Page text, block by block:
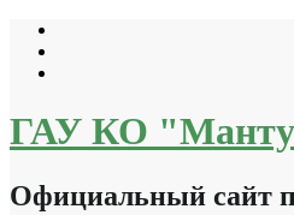
Перейти
содержимому
ГАУ КО
Официальный сайт